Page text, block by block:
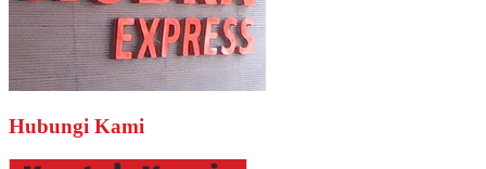
Hubungi Kami